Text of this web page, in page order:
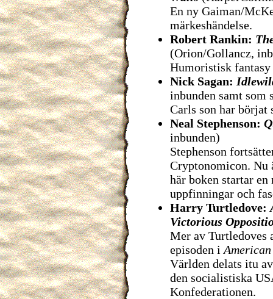
En ny Gaiman/
märkeshändelse.
Robert Rankin:
(Orion/Gollancz,
Humoristisk fantasy
Nick Sagan:
inbunden samt som
Carls son har börjat
Neal Stephenson:
inbunden)
Stephenson
Cryptonomicon. Nu
här boken startar
uppfinningar och
Harry Turtledove:
Victorious
Mer av Turtledoves
episoden i
Världen delats itu
den socialistiska
Konfederationen.